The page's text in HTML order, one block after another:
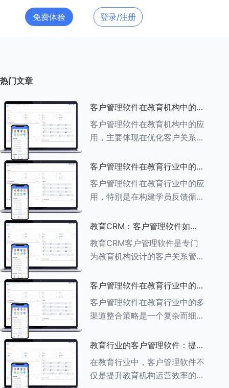
免费体验 登录/注册
热门文章
客户管理软件在教育机构中的应
用探索
客户管理软件在教育机构中的应
用，主要体现在优化客户关系管
作效率及促进业务增长等多个方
面。以下是对客户管理软件在教
育机构中应用的具体探索：
###一、
客户管理软件在教育行业中的学
员反馈循环机制
客户管理软件在教育行业中的应
用，特别是在构建学员反馈循环
用。以下是对客户管理软件在教
育行业中学员反馈循环机制的详
细分析： ###一、学员反馈循
环机制
教育CRM：客户管理软件如何
助力教育机构实现可持续发展
教育CRM客户管理软件是专门
为教育机构设计的客户关系管理
家长、教师及其他相关方的互
动，对教育机构实现可持续发展
具有重要意义。以下是教育
CRM如何助力教育
客户管理软件在教育行业中的多
渠道整合策略
客户管理软件在教育行业中的多
渠道整合策略是一个复杂而细致
多种渠道，提升教育机构的市场
竞争力、客户满意度和运营效
率。以下是对这一策略的具体分
析： ###
教育行业的客户管理软件：提升
家长参与度的关键
在教育行业中，客户管理软件不
仅是提升教育机构运营效率的重